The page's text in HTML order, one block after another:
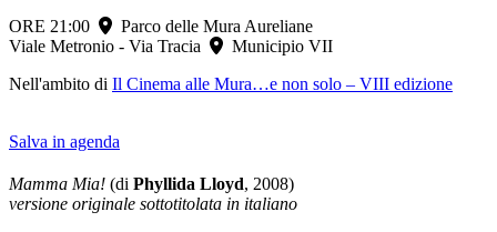
ORE 21:00
Parco delle Mura Aureliane
Viale Metronio - Via Tracia
Municipio VII
Nell'ambito di Il Cinema alle Mura…e non solo – VIII edizione
Salva in agenda
Mamma Mia! (di Phyllida Lloyd, 2008)
versione originale sottotitolata in italiano